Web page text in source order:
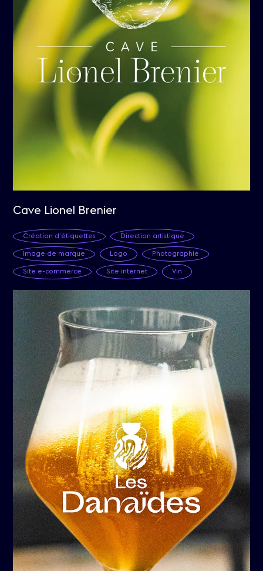
Cave Lionel Brenier
Création d’étiquettes Direction artistique
Image de marque Logo Photographie
Site e-commerce Site internet Vin